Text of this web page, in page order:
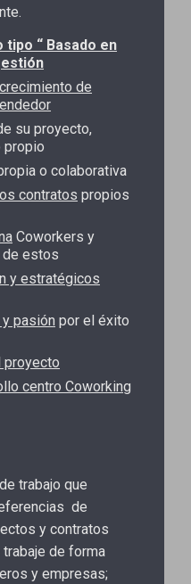
“ Basado en
de
su proyecto,
propio
o colaborativa
contratos propios
Coworkers y
estos
y estratégicos
pasión por el éxito
proyecto
centro Coworking
trabajo que
de
y contratos
de forma
y empresas;